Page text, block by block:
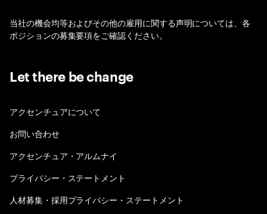
当社の機会均等およびその他の雇用に関する声明については、各
ポジションの募集要項をご確認ください。
Let there be change
アクセンチュアについて
お問い合わせ
アクセンチュア・アルムナイ
プライバシー・ステートメント
人材募集・採用プライバシー・ステートメント